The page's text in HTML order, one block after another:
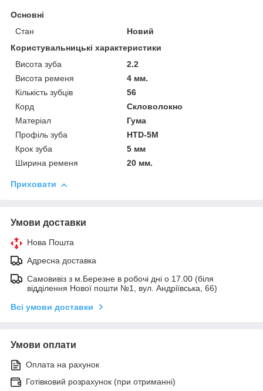
Основні
Стан
Новий
Користувальницькі характеристики
Висота зуба
2.2
Висота ременя
4 мм.
Кількість зубців
56
Корд
Скловолокно
Матеріал
Гума
Профіль зуба
HTD-5M
Крок зуба
5 мм
Ширина ременя
20 мм.
Приховати
Умови доставки
Нова Пошта
Адресна доставка
Самовивіз з м.Березне в робочі дні о 17.00 (біля
відділення Нової пошти №1, вул. Андріївська, 66)
Всі умови доставки
Умови оплати
Оплата на рахунок
Готівковий розрахунок (при отриманні)